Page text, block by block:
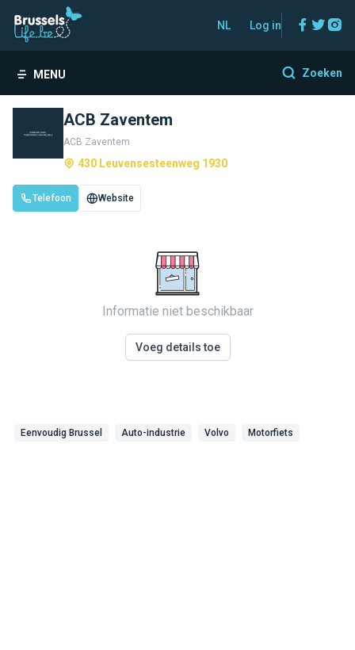
NL Log in
MENU Zoeken
ACB Zaventem
ACB Zaventem
430 Leuvensesteenweg 1930
Telefoon Website
Informatie niet beschikbaar
Voeg details toe
Eenvoudig Brussel Auto-industrie Volvo Motorfiets